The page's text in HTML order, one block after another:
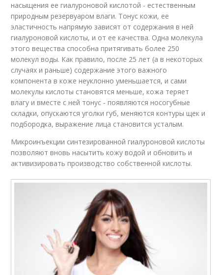
насыщения ее гиалуроновой кислотой - естественным
природным резервуаром влаги. Тонус кожи, ее
эластичность напрямую зависят от содержания в ней
гиалуроновой кислоты, и от ее качества. Одна молекула
этого вещества способна притягивать более 250
молекул воды. Как правило, после 25 лет (а в некоторых
случаях и раньше) содержание этого важного
компонента в коже неуклонно уменьшается, и сами
молекулы кислоты становятся меньше, кожа теряет
влагу и вместе с ней тонус - появляются носогубные
складки, опускаются уголки губ, меняются контуры щек и
подбородка, выражение лица становится усталым.
Микроинъекции синтезированной гиалуроновой кислоты
позволяют вновь насытить кожу водой и обновить и
активизировать производство собственной кислоты.